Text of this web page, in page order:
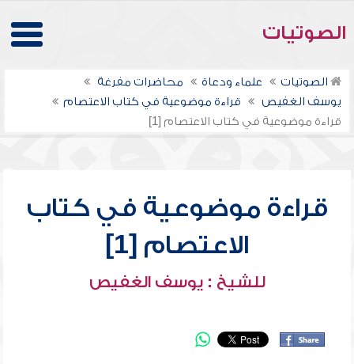
الصوتيات
الصوتيات علماء ودعاة
محاضرات مفرغة
يوسف الغفيص
قراءة موضوعية في كتاب الاعتصام
قراءة موضوعية في كتاب الاعتصام [1]
قراءة موضوعية في كتاب
الاعتصام [1]
للشيخ : يوسف الغفيص